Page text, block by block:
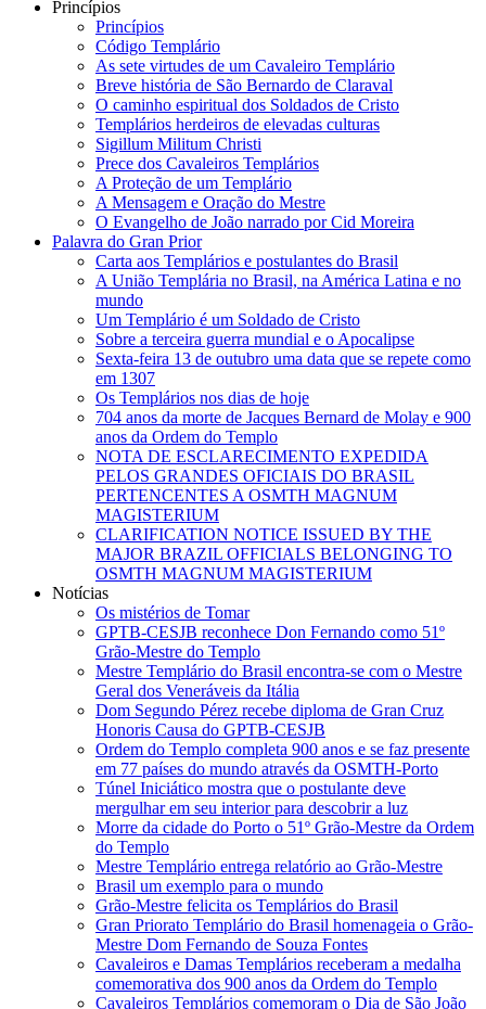
Princípios
Princípios
Código Templário
As sete virtudes de um Cavaleiro Templário
Breve história de São Bernardo de Claraval
O caminho espiritual dos Soldados de Cristo
Templários herdeiros de elevadas culturas
Sigillum Militum Christi
Prece dos Cavaleiros Templários
A Proteção de um Templário
A Mensagem e Oração do Mestre
O Evangelho de João narrado por Cid Moreira
Palavra do Gran Prior
Carta aos Templários e postulantes do Brasil
A União Templária no Brasil, na América Latina e no
mundo
Um Templário é um Soldado de Cristo
Sobre a terceira guerra mundial e o Apocalipse
Sexta-feira 13 de outubro uma data que se repete como
em 1307
Os Templários nos dias de hoje
704 anos da morte de Jacques Bernard de Molay e 900
anos da Ordem do Templo
NOTA DE ESCLARECIMENTO EXPEDIDA
PELOS GRANDES OFICIAIS DO BRASIL
PERTENCENTES A OSMTH MAGNUM
MAGISTERIUM
CLARIFICATION NOTICE ISSUED BY THE
MAJOR BRAZIL OFFICIALS BELONGING TO
OSMTH MAGNUM MAGISTERIUM
Notícias
Os mistérios de Tomar
GPTB-CESJB reconhece Don Fernando como 51º
Grão-Mestre do Templo
Mestre Templário do Brasil encontra-se com o Mestre
Geral dos Veneráveis da Itália
Dom Segundo Pérez recebe diploma de Gran Cruz
Honoris Causa do GPTB-CESJB
Ordem do Templo completa 900 anos e se faz presente
em 77 países do mundo através da OSMTH-Porto
Túnel Iniciático mostra que o postulante deve
mergulhar em seu interior para descobrir a luz
Morre da cidade do Porto o 51º Grão-Mestre da Ordem
do Templo
Mestre Templário entrega relatório ao Grão-Mestre
Brasil um exemplo para o mundo
Grão-Mestre felicita os Templários do Brasil
Gran Priorato Templário do Brasil homenageia o Grão-
Mestre Dom Fernando de Souza Fontes
Cavaleiros e Damas Templários receberam a medalha
comemorativa dos 900 anos da Ordem do Templo
Cavaleiros Templários comemoram o Dia de São João